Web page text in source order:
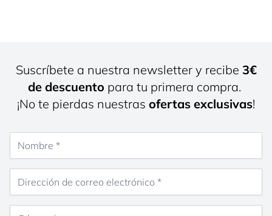
Suscríbete a nuestra newsletter y recibe 3€
de descuento para tu primera compra.
¡No te pierdas nuestras ofertas exclusivas!